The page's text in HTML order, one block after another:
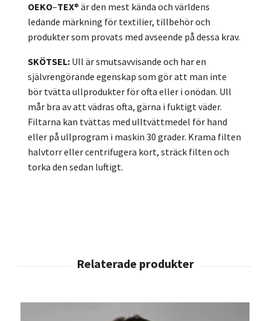
OEKO–TEX® är den mest kända och världens
ledande märkning för textilier, tillbehör och
produkter som provats med avseende på dessa krav.
SKÖTSEL: Ull är smutsavvisande och har en
självrengörande egenskap som gör att man inte
bör tvätta ullprodukter för ofta eller i onödan. Ull
mår bra av att vädras ofta, gärna i fuktigt väder.
Filtarna kan tvättas med ulltvättmedel för hand
eller på ullprogram i maskin 30 grader. Krama filten
halvtorr eller centrifugera kort, sträck filten och
torka den sedan luftigt.